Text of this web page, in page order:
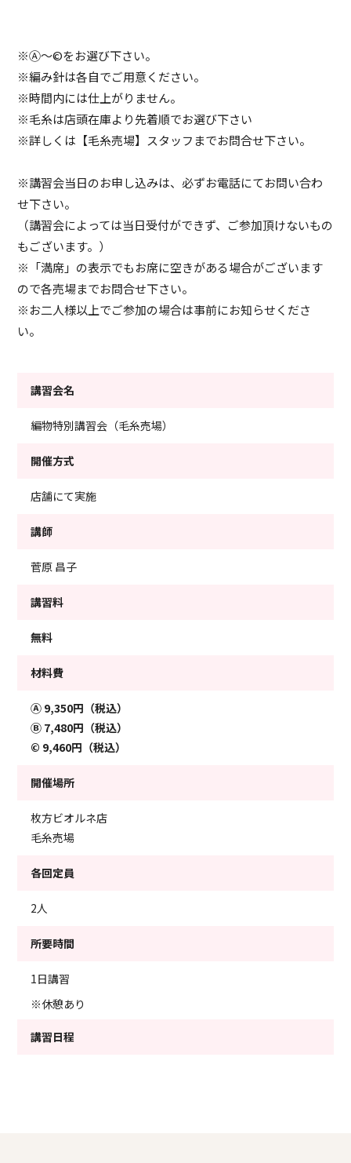
※Ⓐ～©をお選び下さい。
※編み針は各自でご用意ください。
※時間内には仕上がりません。
※毛糸は店頭在庫より先着順でお選び下さい
※詳しくは【毛糸売場】スタッフまでお問合せ下さい。
※講習会当日のお申し込みは、必ずお電話にてお問い合わ
せ下さい。
（講習会によっては当日受付ができず、ご参加頂けないもの
もございます。）
※「満席」の表示でもお席に空きがある場合がございます
ので各売場までお問合せ下さい。
※お二人様以上でご参加の場合は事前にお知らせくださ
い。
講習会名
編物特別講習会（毛糸売場）
開催方式
店舗にて実施
講師
菅原 昌子
講習料
無料
材料費
Ⓐ9,350円（税込）
Ⓑ7,480円（税込）
© 9,460円（税込）
開催場所
枚方ビオルネ店
毛糸売場
各回定員
2人
所要時間
1日講習
※休憩あり
講習日程